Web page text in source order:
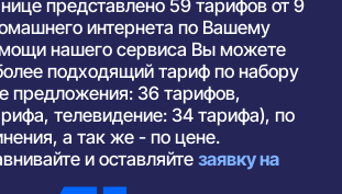
представлено 59 тарифов от 9
интернета по Вашему
нашего сервиса Вы можете
подходящий тариф по набору
предложения: 36 тарифов,
телевидение: 34 тарифа), по
а так же - по цене.
и оставляйтезаявку на